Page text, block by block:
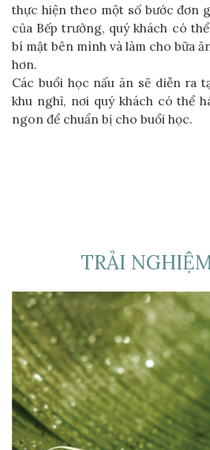
thực hiện theo một số bước đơn
của Bếp trưởng, quý khách có
bí mật bên mình và làm cho bữa
hơn.
Các buổi học nấu ăn sẽ diễn ra
khu nghỉ, nơi quý khách có thể
ngon để chuẩn bị cho buổi học.
TRẢI